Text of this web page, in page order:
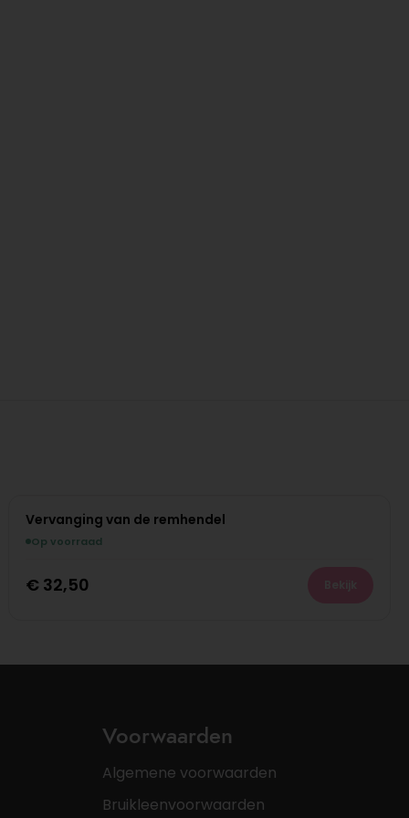
Vervanging van de remhendel
Op voorraad
€ 32,50
Voorwaarden
Algemene voorwaarden
Bruikleenvoorwaarden